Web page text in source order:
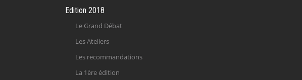
Edition 2018
Le Grand Débat
Les Ateliers
Les recommandations
La 1ère édition